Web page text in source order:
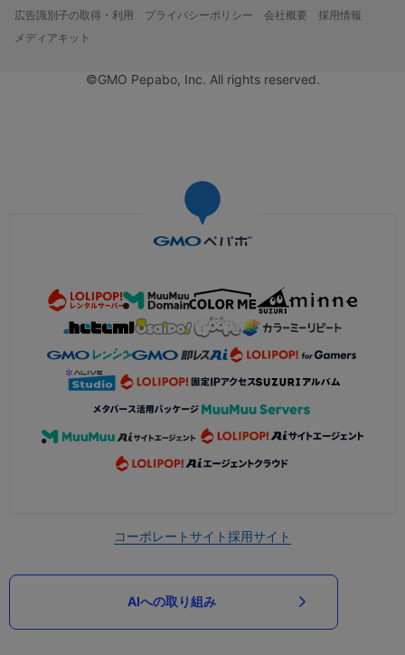
広告識別子の取得・利用
プライバシーポリシー 会社概要
採用情報
メディアキット
©GMO Pepabo, Inc. All rights reserved.
コーポレートサイト採用サイト
AIへの取り組み